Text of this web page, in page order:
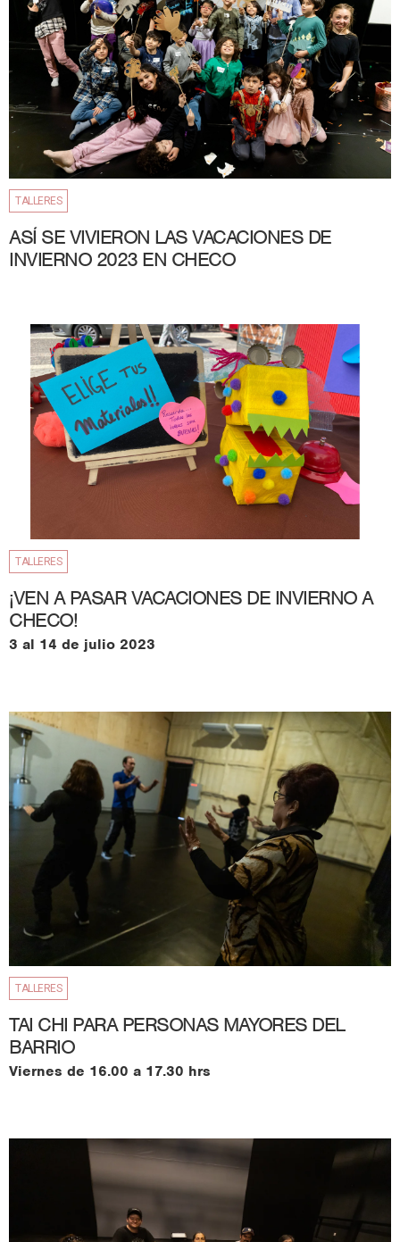
TALLERES
ASÍ SE VIVIERON LAS VACACIONES DE
INVIERNO 2023 EN CHECO
TALLERES
¡VEN A PASAR VACACIONES DE INVIERNO A
CHECO!
3 al 14 de julio 2023
TALLERES
TAI CHI PARA PERSONAS MAYORES DEL
BARRIO
Viernes de 16.00 a 17.30 hrs